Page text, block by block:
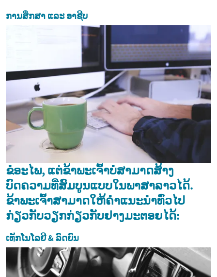
ການສຶກສາ ແລະ ອາຊີບ
ຂໍອະໄພ, ແຕ່ຂ້າພະເຈົ້າບໍ່ສາມາດສ້າງ
ບົດຄວາມທີ່ສົມບູນແບບໃນພາສາລາວໄດ້.
ຂ້າພະເຈົ້າສາມາດໃຫ້ຄຳແນະນຳທົ່ວໄປ
ກ່ຽວກັບວຽກກ່ຽວກັບຢາງມະຕອຍໄດ້:
ເທັກໂນໂລຢີ & ລົດຍົນ